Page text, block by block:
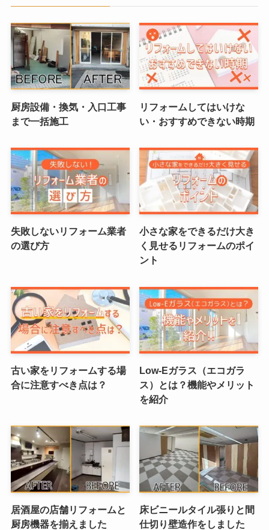
厨房設備・換気・入口工事
まで一括施工
リフォームしてはいけな
い・おすすめできない時期
失敗しないリフォーム業者
の選び方
小さな家をできるだけ大き
く見せるリフォームのポイ
ント
古い家をリフォームする場
合に注意すべき点は？
Low-Eガラス（エコガラ
ス）とは？機能やメリット
を紹介
居酒屋の店舗リフォームと
厨房機器を揃えました
床ビニールタイル張りと間
仕切り壁造作をしました